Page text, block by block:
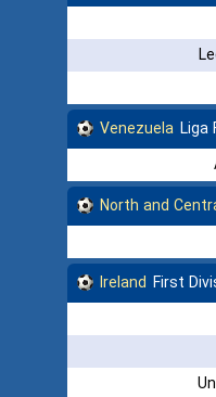
Venezuela Liga
North and
Ireland First